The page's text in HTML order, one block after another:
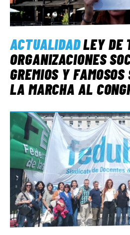
ACTUALIDADLEY DE
ORGANIZACIONES
GREMIOS Y
LA MARCHA AL